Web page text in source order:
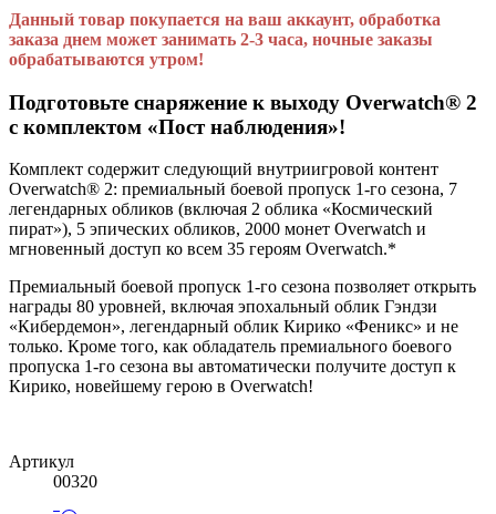
Данный товар покупается на ваш аккаунт, обработка
заказа днем может занимать 2-3 часа, ночные заказы
обрабатываются утром!
Подготовьте снаряжение к выходу Overwatch® 2
с комплектом «Пост наблюдения»!
Комплект содержит следующий внутриигровой контент
Overwatch® 2: премиальный боевой пропуск 1-го сезона, 7
легендарных обликов (включая 2 облика «Космический
пират»), 5 эпических обликов, 2000 монет Overwatch и
мгновенный доступ ко всем 35 героям Overwatch.*
Премиальный боевой пропуск 1-го сезона позволяет открыть
награды 80 уровней, включая эпохальный облик Гэндзи
«Кибердемон», легендарный облик Кирико «Феникс» и не
только. Кроме того, как обладатель премиального боевого
пропуска 1-го сезона вы автоматически получите доступ к
Кирико, новейшему герою в Overwatch!
Артикул
00320